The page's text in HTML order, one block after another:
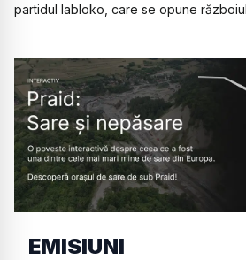
partidul Iabloko, care se opune
EMISIUNI